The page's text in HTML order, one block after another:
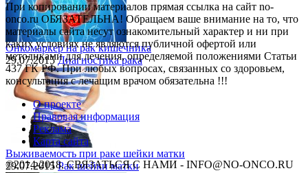
Онкомаркер на рак кишечника
29.07.2015 Диагностика рака
Выживаемость при раке шейки матки
29.07.2015 Рак шейки матки
При копировании материалов прямая ссылка на сайт no-
onco.ru ОБЯЗАТЕЛЬНА! Обращаем ваше внимание на то, что
материалы сайта несут ознакомительный характер и ни при
каких условиях не являются публичной офертой или
методиками для лечения, определяемой положениями Статьи
437 ГК РФ. При любых вопросах, связанных со здоровьем,
консультация с лечащим врачом обязательна !!!
О проекте
Правовая информация
Реклама
Карта сайта
©2014-2018, СВЯЗАТЬСЯ С НАМИ - INFO@NO-ONCO.RU